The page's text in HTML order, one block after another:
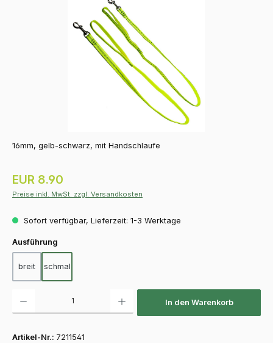
16mm, gelb-schwarz, mit Handschlaufe
Regulärer Preis:
EUR 8.90
Preise inkl. MwSt. zzgl. Versandkosten
Sofort verfügbar, Lieferzeit: 1-3 Werktage
Ausführung
breit schmal
In den Warenkorb
Artikel-Nr.: 7211541